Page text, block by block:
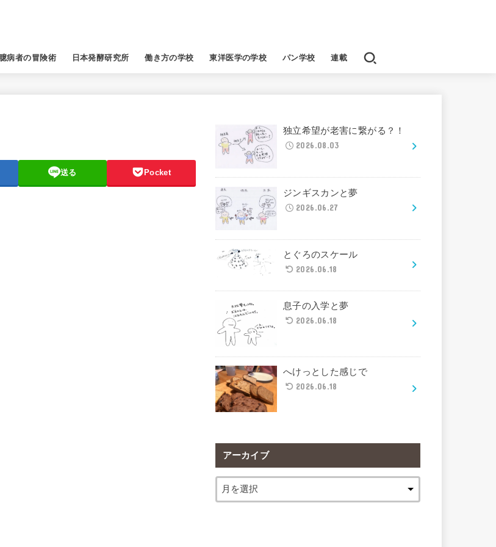
臆病者の冒険術 日本発酵研究所 働き方の学校 東洋医学の学校 パン学校 連載
送る Pocket
独立希望が老害に繋がる？！
2026.08.03
ジンギスカンと夢
2026.06.27
とぐろのスケール
2026.06.18
息子の入学と夢
2026.06.18
へけっとした感じで
2026.06.18
アーカイブ